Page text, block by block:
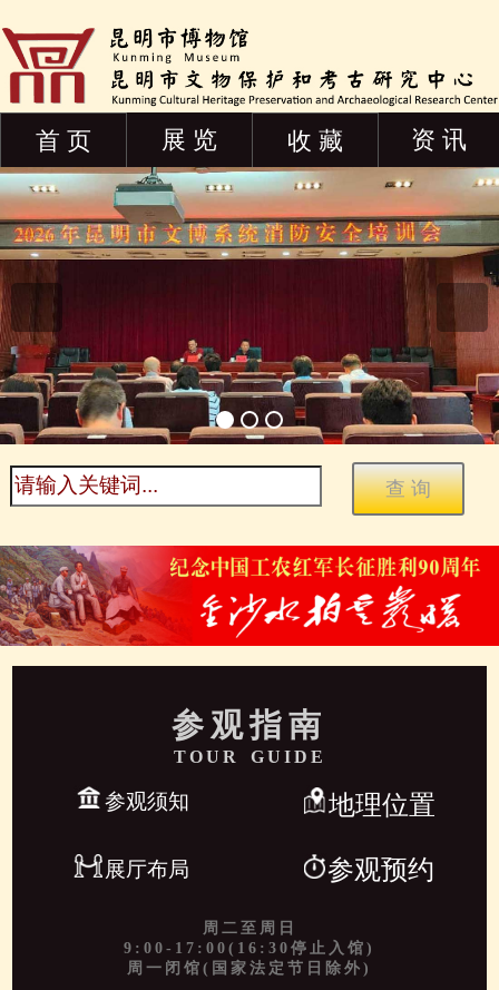
首 页 展 览 收 藏 资 讯
参观指南
TOUR GUIDE
参观须知 地理位置
展厅布局 参观预约
周二至周日
9:00-17:00(16:30停止入馆)
周一闭馆(国家法定节日除外)